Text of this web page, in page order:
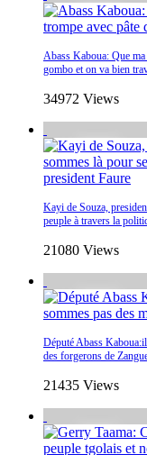
Abass Kaboua: Que
gombo et on va bien
34972 Views
Kayi de Souza,
peuple à travers la
21080 Views
Député Abass
des forgerons de
21435 Views